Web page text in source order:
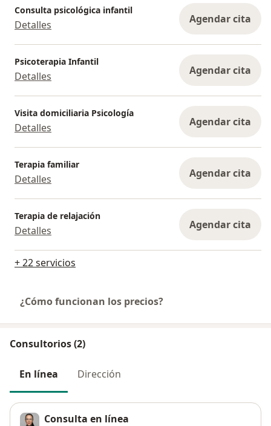
Consulta psicológica infantil
Detalles Agendar cita
Psicoterapia Infantil
Detalles Agendar cita
Visita domiciliaria Psicología
Detalles Agendar cita
Terapia familiar
Detalles Agendar cita
Terapia de relajación
Detalles Agendar cita
+ 22 servicios
¿Cómo funcionan los precios?
Consultorios (2)
En línea Dirección
Consulta en línea